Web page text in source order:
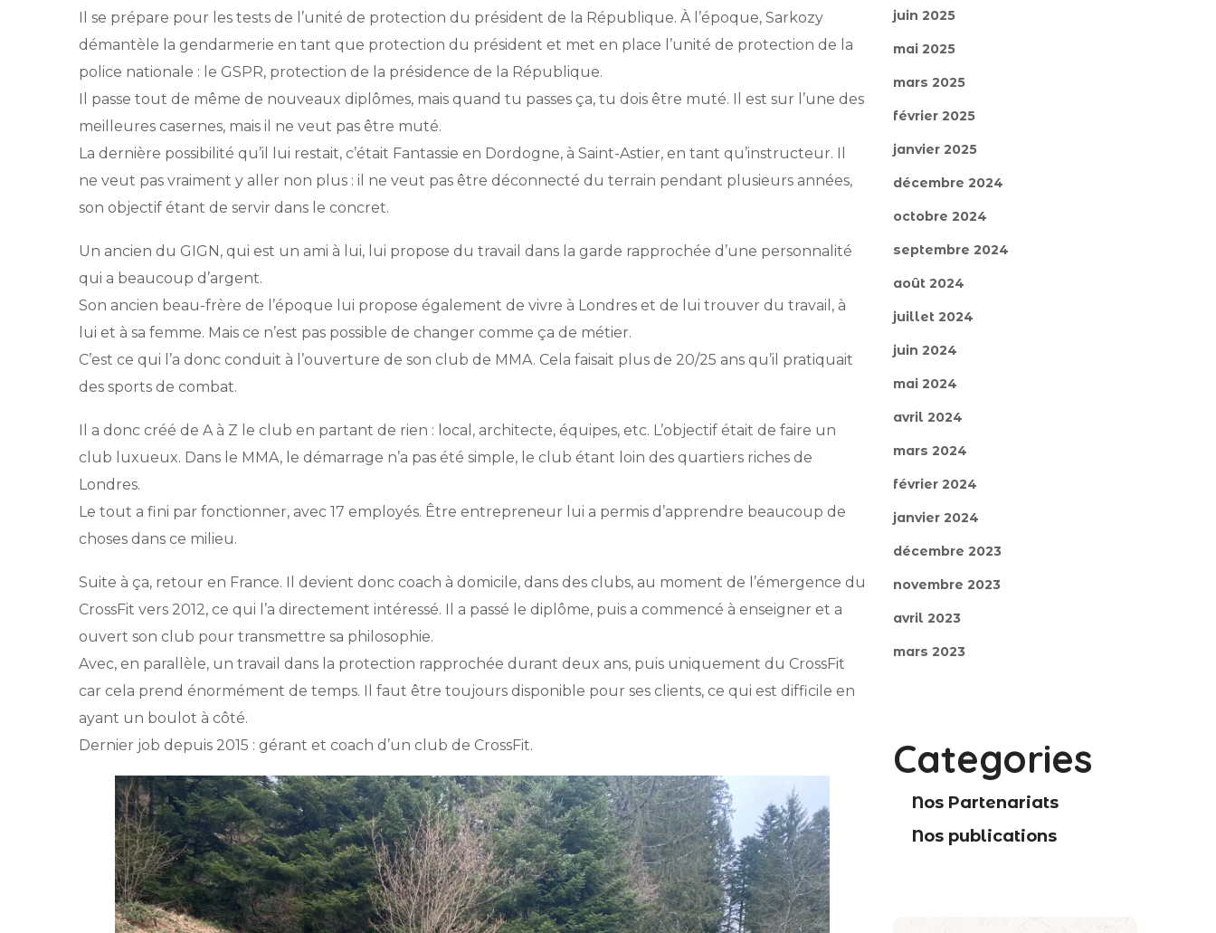
Il se prépare pour les tests de l’unité de protection du président de la République. À l’époque, Sarkozy
démantèle la gendarmerie en tant que protection du président et met en place l’unité de protection de la
police nationale : le GSPR, protection de la présidence de la République.
Il passe tout de même de nouveaux diplômes, mais quand tu passes ça, tu dois être muté. Il est sur l’une des
meilleures casernes, mais il ne veut pas être muté.
La dernière possibilité qu’il lui restait, c’était Fantassie en Dordogne, à Saint-Astier, en tant qu’instructeur. Il
ne veut pas vraiment y aller non plus : il ne veut pas être déconnecté du terrain pendant plusieurs années,
son objectif étant de servir dans le concret.
Un ancien du GIGN, qui est un ami à lui, lui propose du travail dans la garde rapprochée d’une personnalité
qui a beaucoup d’argent.
Son ancien beau-frère de l’époque lui propose également de vivre à Londres et de lui trouver du travail, à
lui et à sa femme. Mais ce n’est pas possible de changer comme ça de métier.
C’est ce qui l’a donc conduit à l’ouverture de son club de MMA. Cela faisait plus de 20/25 ans qu’il pratiquait
des sports de combat.
Il a donc créé de A à Z le club en partant de rien : local, architecte, équipes, etc. L’objectif était de faire un
club luxueux. Dans le MMA, le démarrage n’a pas été simple, le club étant loin des quartiers riches de
Londres.
Le tout a fini par fonctionner, avec 17 employés. Être entrepreneur lui a permis d’apprendre beaucoup de
choses dans ce milieu.
Suite à ça, retour en France. Il devient donc coach à domicile, dans des clubs, au moment de l’émergence du
CrossFit vers 2012, ce qui l’a directement intéressé. Il a passé le diplôme, puis a commencé à enseigner et a
ouvert son club pour transmettre sa philosophie.
Avec, en parallèle, un travail dans la protection rapprochée durant deux ans, puis uniquement du CrossFit
car cela prend énormément de temps. Il faut être toujours disponible pour ses clients, ce qui est difficile en
ayant un boulot à côté.
Dernier job depuis 2015 : gérant et coach d’un club de CrossFit.
juin 2025
mai 2025
mars 2025
février 2025
janvier 2025
décembre 2024
octobre 2024
septembre 2024
août 2024
juillet 2024
juin 2024
mai 2024
avril 2024
mars 2024
février 2024
janvier 2024
décembre 2023
novembre 2023
avril 2023
mars 2023
Categories
Nos Partenariats
Nos publications